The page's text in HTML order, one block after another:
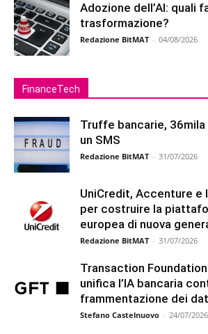
Adozione dell’AI: quali
trasformazione?
Redazione BitMAT - 04/08/2026
FinanceTech
Truffe bancarie,
un SMS
Redazione BitMAT - 31/07/2026
UniCredit, Accenture e
per costruire la
europea di nuova
Redazione BitMAT - 31/07/2026
Transaction
unifica l’IA bancaria
frammentazione dei
Stefano Castelnuovo - 24/07/2026